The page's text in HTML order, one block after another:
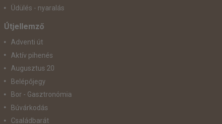
Üdülés - nyaralás
Útjellemző
Adventi út
Aktív pihenés
Augusztus 20
Belépőjegy
Bor - Gasztronómia
Búvárkodás
Családbarát